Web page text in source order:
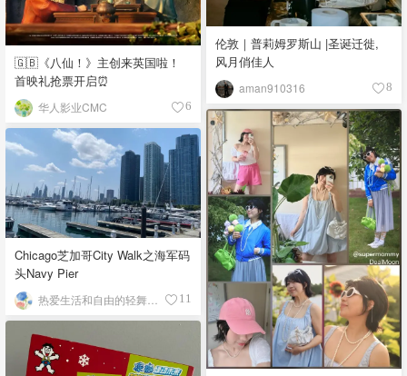
🇬🇧《八仙！》主创来英国啦！
首映礼抢票开启⏰
华人影业CMC 6
伦敦｜普莉姆罗斯山 |圣诞迁徙,
风月俏佳人
aman910316 8
Chicago芝加哥City Walk之海军码
头Navy Pier
11